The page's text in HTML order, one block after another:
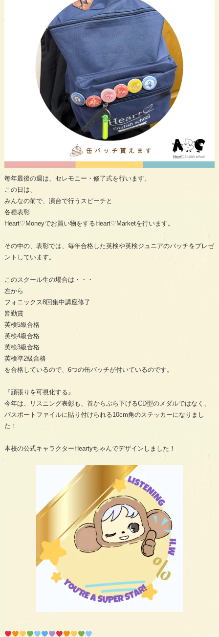
毎年最後の週は、セレモニー・修了式を行います。
この日は、
みんなの前で、演台で行うスピーチと
各種表彰
Heart♡Moneyでお買い物をするHeart♡Marketを行います。
その中の、表彰では、毎年合格した英検や英検ジュニアのバッチをプレゼ
ントしています。
このスクール生の場合は・・・
左から
フォニックス8回集中講座修了
皆勤賞
英検5級合格
英検4級合格
英検3級合格
英検準2級合格
を合格しているので、6つの缶バッチが付いているのです。
『頑張りを可視化する』
今年は、リスニング表彰も、首からぶら下げるCD型のメダルではなく、
パスポートファイルに貼り付けられる10cm角のステッカーになりまし
た！
本校の公式キャラクターHeartyちゃんでデザインしました！